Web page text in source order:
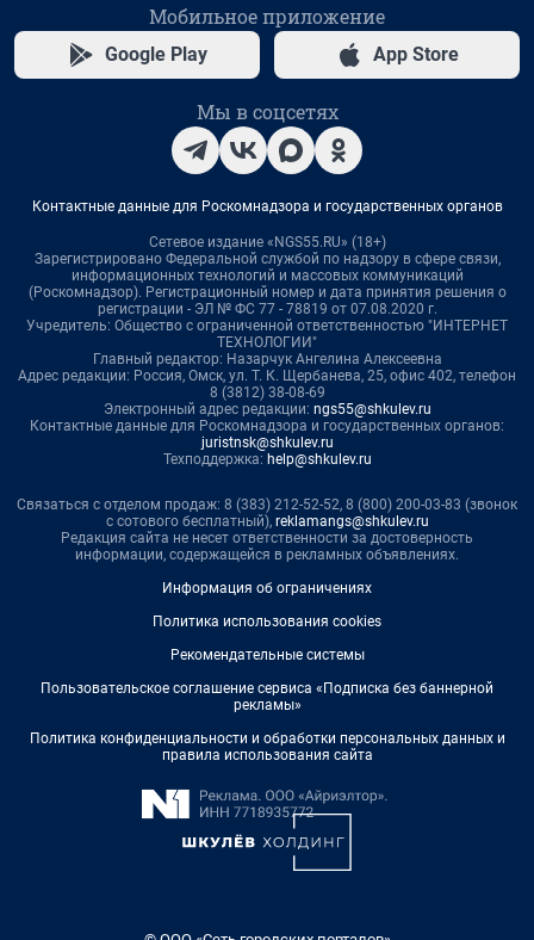
Мобильное приложение
Google Play App Store
Мы в соцсетях
Контактные данные для Роскомнадзора и государственных органов
Сетевое издание «NGS55.RU» (18+)
Зарегистрировано Федеральной службой по надзору в сфере связи,
информационных технологий и массовых коммуникаций
(Роскомнадзор). Регистрационный номер и дата принятия решения о
регистрации - ЭЛ № ФС 77 - 78819 от 07.08.2020 г.
Учредитель: Общество с ограниченной ответственностью "ИНТЕРНЕТ
ТЕХНОЛОГИИ"
Главный редактор: Назарчук Ангелина Алексеевна
Адрес редакции: Россия, Омск, ул. Т. К. Щербанева, 25, офис 402, телефон
8 (3812) 38-08-69
Электронный адрес редакции: ngs55@shkulev.ru
Контактные данные для Роскомнадзора и государственных органов:
juristnsk@shkulev.ru
Техподдержка: help@shkulev.ru
Связаться с отделом продаж: 8 (383) 212-52-52, 8 (800) 200-03-83 (звонок
с сотового бесплатный), reklamangs@shkulev.ru
Редакция сайта не несет ответственности за достоверность
информации, содержащейся в рекламных объявлениях.
Информация об ограничениях
Политика использования cookies
Рекомендательные системы
Пользовательское соглашение сервиса «Подписка без баннерной
рекламы»
Политика конфиденциальности и обработки персональных данных и
правила использования сайта